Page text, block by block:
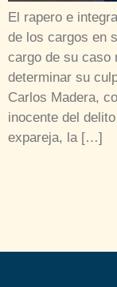
El rapero e
de los cargos en
cargo de su caso
determinar su
Carlos Madera,
inocente del
expareja, la […]